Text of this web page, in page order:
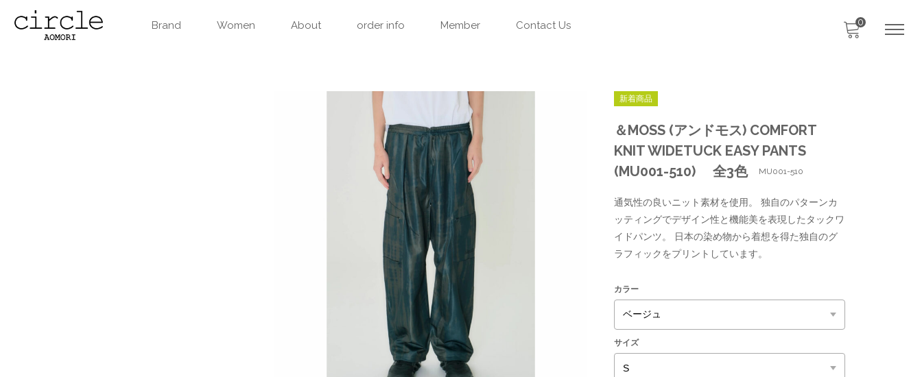
Brand Women About order info Member Contact Us 0
新着商品
＆MOSS (アンドモス) COMFORT
KNIT WIDETUCK EASY PANTS
(MU001-510) 全3色
MU001-510
通気性の良いニット素材を使用。 独自のパターンカ
ッティングでデザイン性と機能美を表現したタックワ
イドパンツ。 日本の染め物から着想を得た独自のグ
ラフィックをプリントしています。
カラー
サイズ